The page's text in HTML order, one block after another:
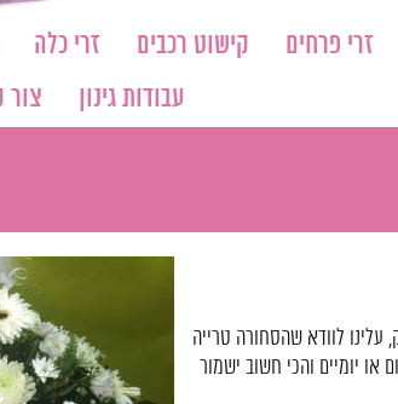
זרי פרחים קישוט רכבים זרי כלה
עבודות גינון
עלינו לוודא שהסחורה טרייה
או יומיים והכי חשוב ישמור